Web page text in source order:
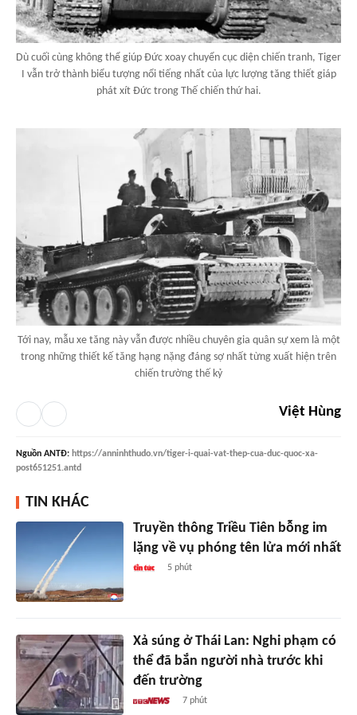
Dù cuối cùng không thể giúp Đức xoay chuyển cục diện chiến tranh, Tiger
I vẫn trở thành biểu tượng nổi tiếng nhất của lực lượng tăng thiết giáp
phát xít Đức trong Thế chiến thứ hai.
Tới nay, mẫu xe tăng này vẫn được nhiều chuyên gia quân sự xem là một
trong những thiết kế tăng hạng nặng đáng sợ nhất từng xuất hiện trên
chiến trường thế kỷ
Việt Hùng
Nguồn ANTĐ: https://anninhthudo.vn/tiger-i-quai-vat-thep-cua-duc-quoc-xa-
post651251.antd
TIN KHÁC
Truyền thông Triều Tiên bỗng im
lặng về vụ phóng tên lửa mới nhất
5 phút
Xả súng ở Thái Lan: Nghi phạm có
thể đã bắn người nhà trước khi
đến trường
7 phút